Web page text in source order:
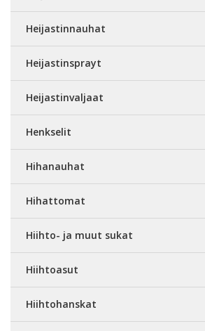
Heijastinnauhat
Heijastinsprayt
Heijastinvaljaat
Henkselit
Hihanauhat
Hihattomat
Hiihto- ja muut sukat
Hiihtoasut
Hiihtohanskat